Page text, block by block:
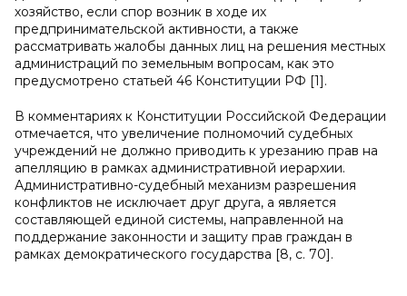
хозяйство, если спор возник в ходе их
предпринимательской активности, а также
рассматривать жалобы данных лиц на решения местных
администраций по земельным вопросам, как это
предусмотрено статьей 46 Конституции РФ [1].
В комментариях к Конституции Российской Федерации
отмечается, что увеличение полномочий судебных
учреждений не должно приводить к урезанию прав на
апелляцию в рамках административной иерархии.
Административно-судебный механизм разрешения
конфликтов не исключает друг друга, а является
составляющей единой системы, направленной на
поддержание законности и защиту прав граждан в
рамках демократического государства [8, c. 70].